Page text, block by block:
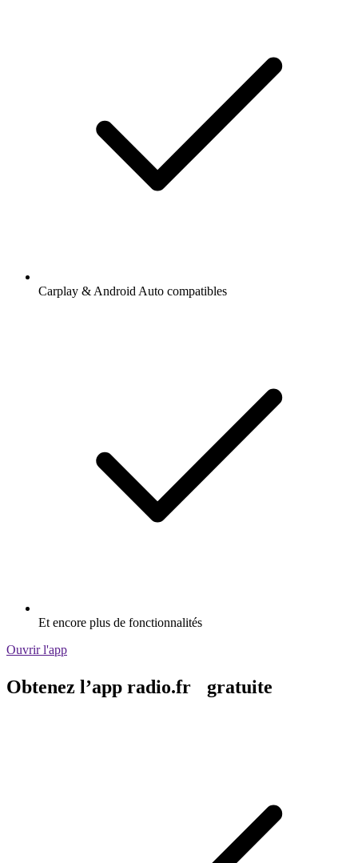
Carplay & Android Auto compatibles
Et encore plus de fonctionnalités
Ouvrir l'app
Obtenez l’app radio.fr gratuite